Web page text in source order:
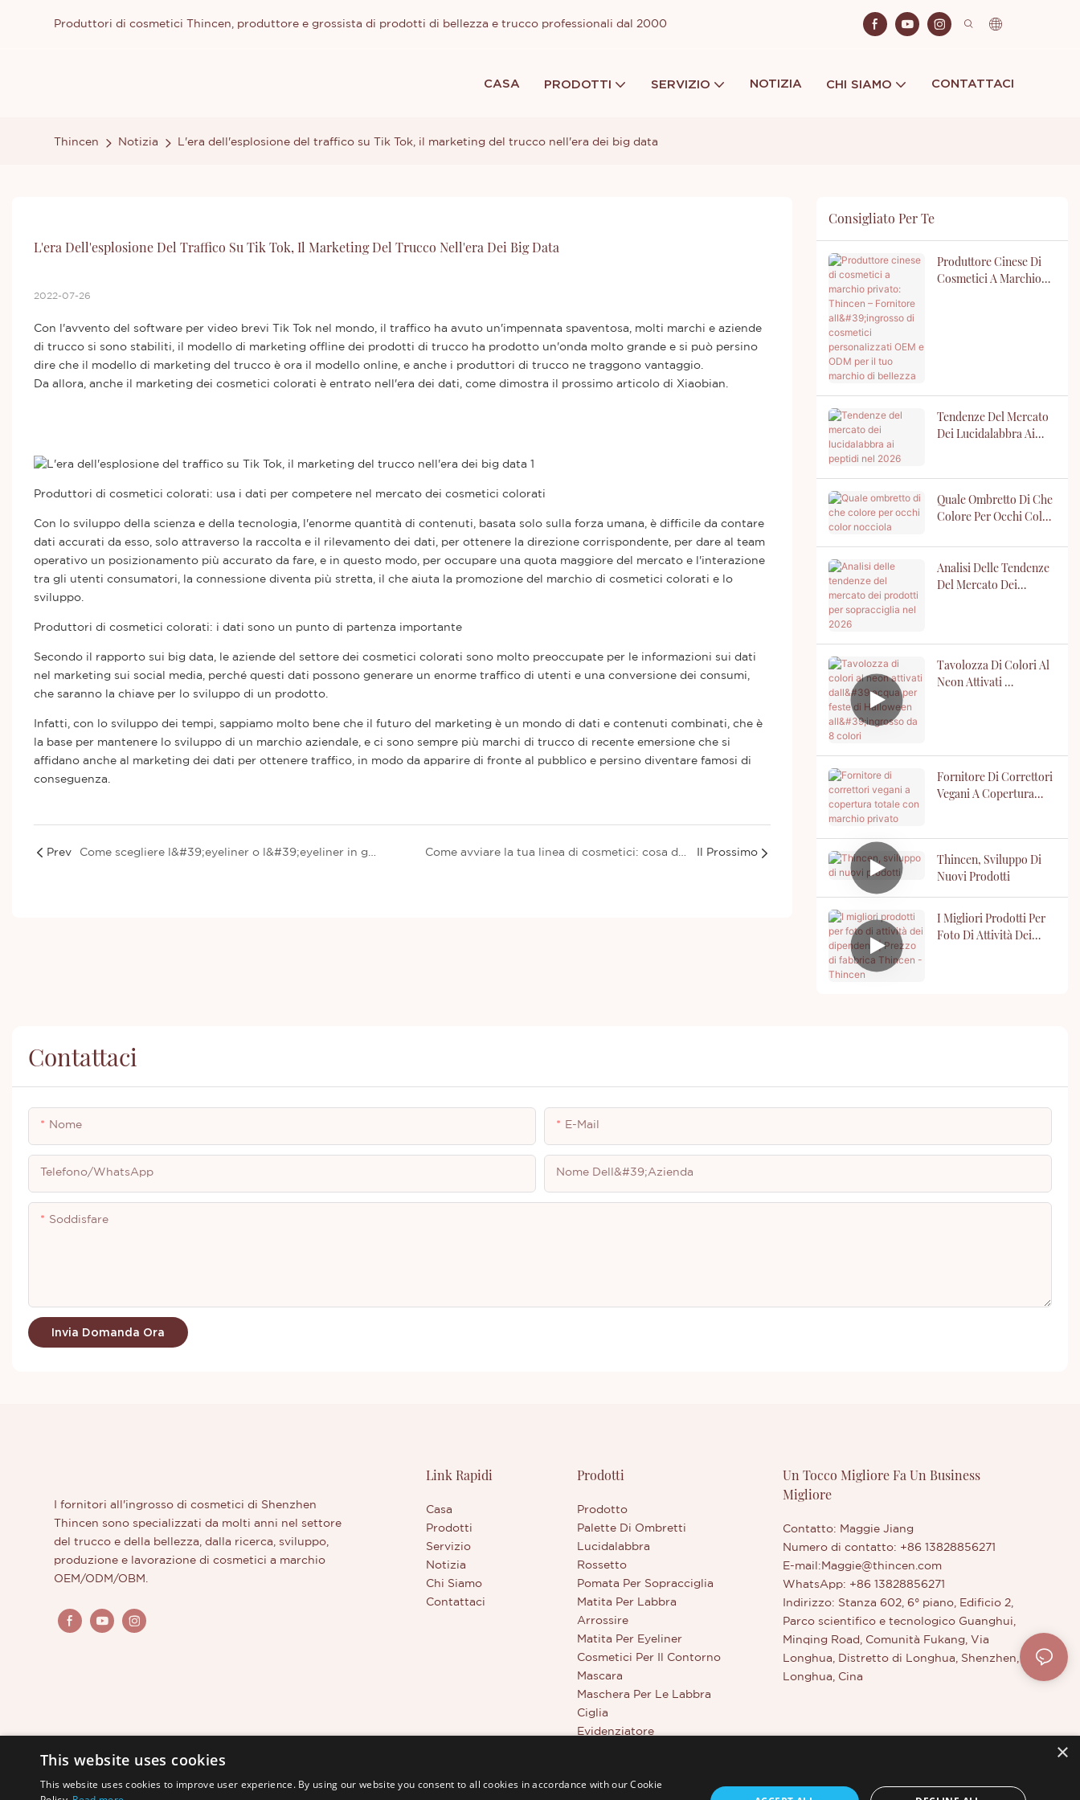
Produttori di cosmetici Thincen, produttore e grossista di prodotti di bellezza e trucco professionali dal 2000
CASA PRODOTTI SERVIZIO NOTIZIA CHI SIAMO CONTATTACI
Thincen Notizia L'era dell'esplosione del traffico su Tik Tok, il marketing del trucco nell'era dei big data
L'era Dell'esplosione Del Traffico Su Tik Tok, Il Marketing Del Trucco Nell'era Dei Big Data
2022-07-26
Con l'avvento del software per video brevi Tik Tok nel mondo, il traffico ha avuto un'impennata spaventosa, molti marchi e aziende
di trucco si sono stabiliti, il modello di marketing offline dei prodotti di trucco ha prodotto un'onda molto grande e si può persino
dire che il modello di marketing del trucco è ora il modello online, e anche i produttori di trucco ne traggono vantaggio.
Da allora, anche il marketing dei cosmetici colorati è entrato nell'era dei dati, come dimostra il prossimo articolo di Xiaobian.
Produttori di cosmetici colorati: usa i dati per competere nel mercato dei cosmetici colorati
Con lo sviluppo della scienza e della tecnologia, l'enorme quantità di contenuti, basata solo sulla forza umana, è difficile da contare
dati accurati da esso, solo attraverso la raccolta e il rilevamento dei dati, per ottenere la direzione corrispondente, per dare al team
operativo un posizionamento più accurato da fare, e in questo modo, per occupare una quota maggiore del mercato e l'interazione
tra gli utenti consumatori, la connessione diventa più stretta, il che aiuta la promozione del marchio di cosmetici colorati e lo
sviluppo.
Produttori di cosmetici colorati: i dati sono un punto di partenza importante
Secondo il rapporto sui big data, le aziende del settore dei cosmetici colorati sono molto preoccupate per le informazioni sui dati
nel marketing sui social media, perché questi dati possono generare un enorme traffico di utenti e una conversione dei consumi,
che saranno la chiave per lo sviluppo di un prodotto.
Infatti, con lo sviluppo dei tempi, sappiamo molto bene che il futuro del marketing è un mondo di dati e contenuti combinati, che è
la base per mantenere lo sviluppo di un marchio aziendale, e ci sono sempre più marchi di trucco di recente emersione che si
affidano anche al marketing dei dati per ottenere traffico, in modo da apparire di fronte al pubblico e persino diventare famosi di
conseguenza.
Prev Il Prossimo
Consigliato Per Te
Produttore Cinese Di
Cosmetici A Marchio
Tendenze Del Mercato
Dei Lucidalabbra Ai
Quale Ombretto Di Che
Colore Per Occhi Color
Analisi Delle Tendenze
Del Mercato Dei
Tavolozza Di Colori Al
Neon Attivati ​​
Fornitore Di Correttori
Vegani A Copertura
Thincen, Sviluppo Di
Nuovi Prodotti
I Migliori Prodotti Per
Foto Di Attività Dei
Contattaci
Nome E-Mail
Telefono/WhatsApp Nome Dell&#39;azienda
Soddisfare
Invia Domanda Ora
I fornitori all'ingrosso di cosmetici di Shenzhen
Thincen sono specializzati da molti anni nel settore
del trucco e della bellezza, dalla ricerca, sviluppo,
produzione e lavorazione di cosmetici a marchio
OEM/ODM/OBM.
Link Rapidi
Casa
Prodotti
Servizio
Notizia
Chi Siamo
Contattaci
Prodotti
Prodotto
Palette Di Ombretti
Lucidalabbra
Rossetto
Pomata Per Sopracciglia
Matita Per Labbra
Arrossire
Matita Per Eyeliner
Cosmetici Per Il Contorno
Mascara
Maschera Per Le Labbra
Ciglia
Evidenziatore
Un Tocco Migliore Fa Un Business
Migliore
Contatto: Maggie Jiang
Numero di contatto: +86 13828856271
E-mail: Maggie@thincen.com
WhatsApp: +86 13828856271
Indirizzo: Stanza 602, 6° piano, Edificio 2,
Parco scientifico e tecnologico Guanghui,
Minqing Road, Comunità Fukang, Via
Longhua, Distretto di Longhua, Shenzhen,
Longhua, Cina
×
This website uses cookies
This website uses cookies to improve user experience. By using our website you consent to all cookies in accordance with our Cookie